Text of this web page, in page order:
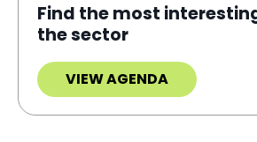
Find the most
the sector
VIEW AGENDA